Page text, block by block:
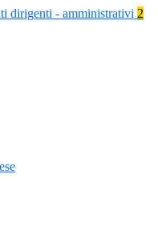
dirigenti - amministrativi 2